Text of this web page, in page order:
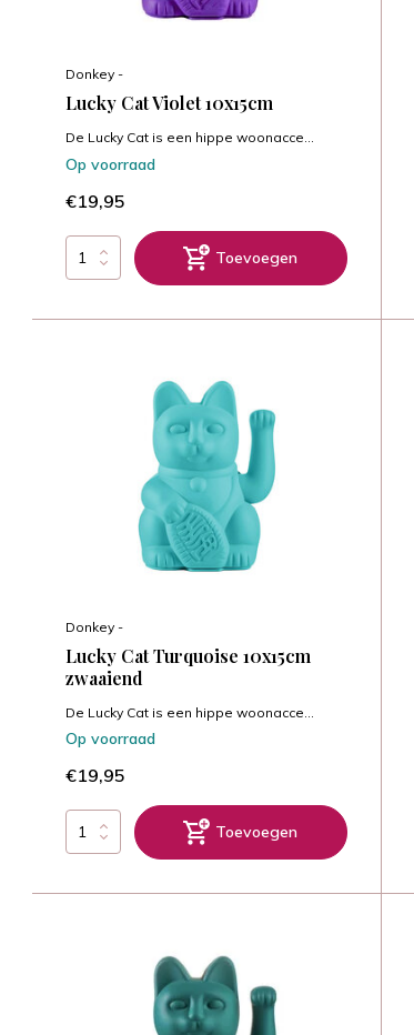
Donkey -
Lucky Cat Violet 10x15cm
De Lucky Cat is een hippe woonacce...
Op voorraad
€19,95
Toevoegen
Donkey -
Lucky Cat Turquoise 10x15cm
zwaaiend
De Lucky Cat is een hippe woonacce...
Op voorraad
€19,95
Toevoegen